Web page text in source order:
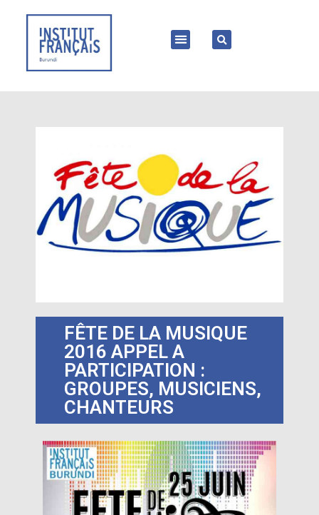
FÊTE DE LA MUSIQUE
2016 APPEL A
PARTICIPATION :
GROUPES, MUSICIENS,
CHANTEURS